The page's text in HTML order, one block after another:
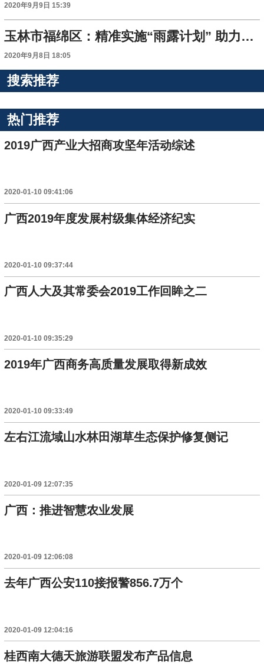
2020年9月9日 15:39
玉林市福绵区：精准实施“雨露计划” 助力脱贫攻坚
2020年9月8日 18:05
搜索推荐
热门推荐
2019广西产业大招商攻坚年活动综述
2020-01-10 09:41:06
广西2019年度发展村级集体经济纪实
2020-01-10 09:37:44
广西人大及其常委会2019工作回眸之二
2020-01-10 09:35:29
2019年广西商务高质量发展取得新成效
2020-01-10 09:33:49
左右江流域山水林田湖草生态保护修复侧记
2020-01-09 12:07:35
广西：推进智慧农业发展
2020-01-09 12:06:08
去年广西公安110接报警856.7万个
2020-01-09 12:04:16
桂西南大德天旅游联盟发布产品信息